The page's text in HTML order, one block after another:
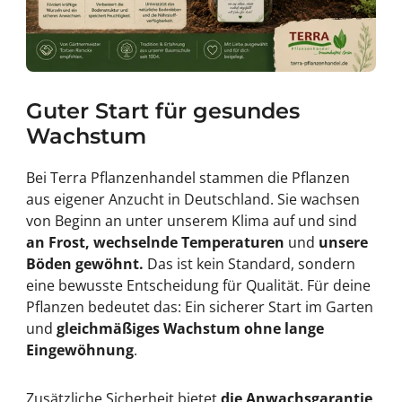
Blattadern. Diese Erscheinung wird als Chlorose
bezeichnet. Eine zusätzliche Düngung allein löst das
Problem meist nicht, wenn die Bodenreaktion
grundsätzlich ungeeignet ist.
humusreich und locker sein,
Wasser gut speichern können,
überschüssige Feuchtigkeit zuverlässig ableiten,
frei von dauerhafter Staunässe sein,
möglichst wenig Kalk enthalten.
Rhododendren sind Flachwurzler. Ihr feines
Wurzelsystem befindet sich überwiegend in den
oberen Bodenschichten. Der Boden darf deshalb nicht
verdichtet, tief gehackt oder regelmäßig mit schweren
Geräten befahren werden.
Rhododendronerde und
torffreie Substrate
Zur Bodenverbesserung können spezielle
verwendet werden. Sie besitzen meist einen niedrigen
Guter Start für gesundes
Wachstum
Bei Terra Pflanzenhandel stammen die Pflanzen
aus eigener Anzucht in Deutschland. Sie wachsen
von Beginn an unter unserem Klima auf und sind
an Frost, wechselnde Temperaturen und unsere
Böden gewöhnt. Das ist kein Standard, sondern
eine bewusste Entscheidung für Qualität. Für deine
Pflanzen bedeutet das: Ein sicherer Start im Garten
und gleichmäßiges Wachstum ohne lange
Eingewöhnung.